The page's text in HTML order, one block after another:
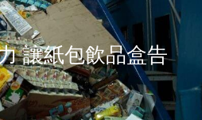
讓紙包飲品盒告